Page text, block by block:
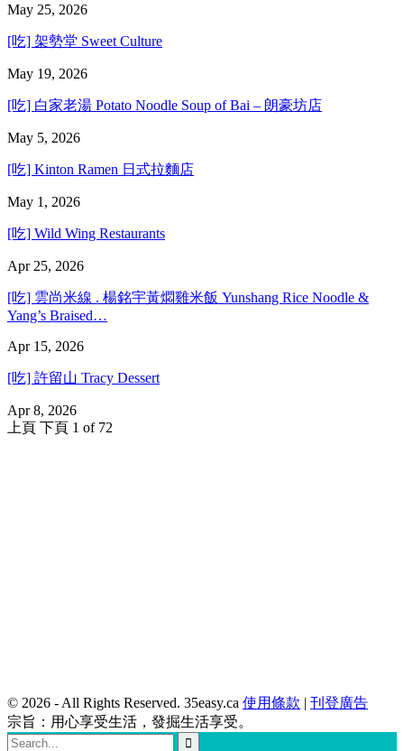
May 25, 2026
[吃] 架勢堂 Sweet Culture
May 19, 2026
[吃] 白家老湯 Potato Noodle Soup of Bai – 朗豪坊店
May 5, 2026
[吃] Kinton Ramen 日式拉麵店
May 1, 2026
[吃] Wild Wing Restaurants
Apr 25, 2026
[吃] 雲尚米線 . 楊銘宇黃燜雞米飯 Yunshang Rice Noodle &
Yang’s Braised…
Apr 15, 2026
[吃] 許留山 Tracy Dessert
Apr 8, 2026
上頁 下頁 1 of 72
© 2026 - All Rights Reserved. 35easy.ca 使用條款 | 刊登廣告
宗旨：用心享受生活，發掘生活享受。